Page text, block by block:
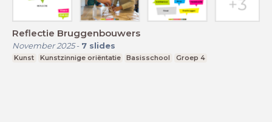
Reflectie Bruggenbouwers
November 2025- 7 slides
Kunst Kunstzinnige oriëntatie Basisschool Groep 4